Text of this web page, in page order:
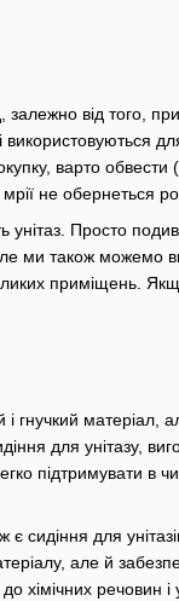
від того,
варто обвести
не обернеться
унітаз. Просто
ми також можемо
приміщень.
гнучкий матеріал,
для унітазу,
підтримувати в
для
але й
хімічних речовин і